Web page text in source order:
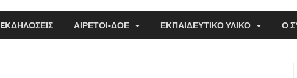
Α΄
EKΔΗΛΩΣΕΙΣ ΑΙΡΕΤΟΙ-ΔΟΕ ΕΚΠΑΙΔΕΥΤΙΚΌ ΥΛΙΚΌ Ο